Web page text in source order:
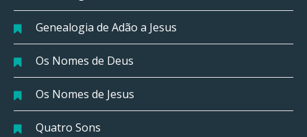
Genealogia de Adão a Jesus
Os Nomes de Deus
Os Nomes de Jesus
Quatro Sons